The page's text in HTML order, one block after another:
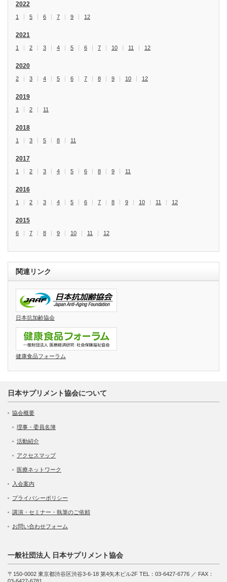
2022
1 5 6 7 9 12
2021
1 2 3 4 5 6 7 10 11 12
2020
2 3 4 5 6 7 8 9 10 12
2019
1 2 11
2018
1 3 5 8 11
2017
1 2 3 4 5 6 8 9 11
2016
1 2 3 4 5 6 7 8 9 10 11 12
2015
6 7 8 9 10 11 12
関連リンク
日本抗加齢協会
健康食品フォーラム
日本サプリメント協会について
協会概要
理事・委員名簿
活動紹介
アクセスマップ
医療ネットワーク
入会案内
プライバシーポリシー
講演・セミナー・執筆のご依頼
お問い合わせフォーム
一般社団法人 日本サプリメント協会
〒150-0002 東京都渋谷区渋谷3-6-18 第4矢木ビル2F TEL：03-6427-6776 ／ FAX：